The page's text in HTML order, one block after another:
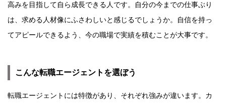
高みを目指して自ら成長できる人です。自分の今までの仕事ぶり
は、求める人材像にふさわしいと感じるでしょうか。自信を持っ
てアピールできるよう、今の職場で実績を積むことが大事です。
こんな転職エージェントを選ぼう
転職エージェントには特徴があり、それぞれ強みが違います。カ